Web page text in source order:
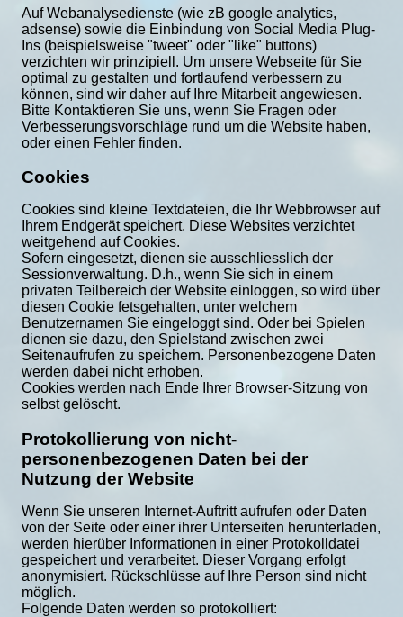
Auf Webanalysedienste (wie zB google analytics,
adsense) sowie die Einbindung von Social Media Plug-
Ins (beispielsweise "tweet" oder "like" buttons)
verzichten wir prinzipiell. Um unsere Webseite für Sie
optimal zu gestalten und fortlaufend verbessern zu
können, sind wir daher auf Ihre Mitarbeit angewiesen.
Bitte Kontaktieren Sie uns, wenn Sie Fragen oder
Verbesserungsvorschläge rund um die Website haben,
oder einen Fehler finden.
Cookies
Cookies sind kleine Textdateien, die Ihr Webbrowser auf
Ihrem Endgerät speichert. Diese Websites verzichtet
weitgehend auf Cookies.
Sofern eingesetzt, dienen sie ausschliesslich der
Sessionverwaltung. D.h., wenn Sie sich in einem
privaten Teilbereich der Website einloggen, so wird über
diesen Cookie fetsgehalten, unter welchem
Benutzernamen Sie eingeloggt sind. Oder bei Spielen
dienen sie dazu, den Spielstand zwischen zwei
Seitenaufrufen zu speichern. Personenbezogene Daten
werden dabei nicht erhoben.
Cookies werden nach Ende Ihrer Browser-Sitzung von
selbst gelöscht.
Protokollierung von nicht-
personenbezogenen Daten bei der
Nutzung der Website
Wenn Sie unseren Internet-Auftritt aufrufen oder Daten
von der Seite oder einer ihrer Unterseiten herunterladen,
werden hierüber Informationen in einer Protokolldatei
gespeichert und verarbeitet. Dieser Vorgang erfolgt
anonymisiert. Rückschlüsse auf Ihre Person sind nicht
möglich.
Folgende Daten werden so protokolliert: